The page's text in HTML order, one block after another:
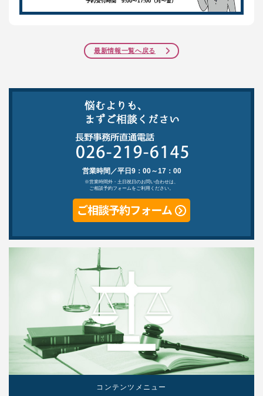
最新情報一覧へ戻る
営業時間／平日9：00～17：00
※営業時間外・土日祝日のお問い合わせは、
ご相談予約フォームをご利用ください。
コンテンツメニュー